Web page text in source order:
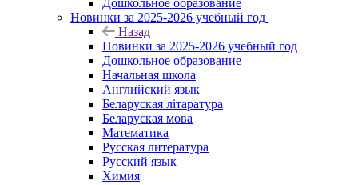
Дошкольное образование
Новинки за 2025-2026 учебный год
Назад
Новинки за 2025-2026 учебный год
Дошкольное образование
Начальная школа
Английский язык
Беларуская літаратура
Беларуская мова
Математика
Русская литература
Русский язык
Химия